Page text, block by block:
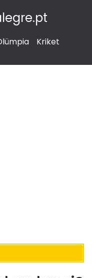
Kriket